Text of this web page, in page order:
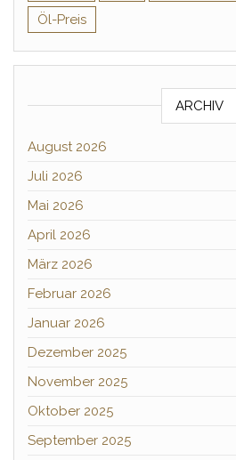
Öl-Preis
ARCHIV
August 2026
Juli 2026
Mai 2026
April 2026
März 2026
Februar 2026
Januar 2026
Dezember 2025
November 2025
Oktober 2025
September 2025